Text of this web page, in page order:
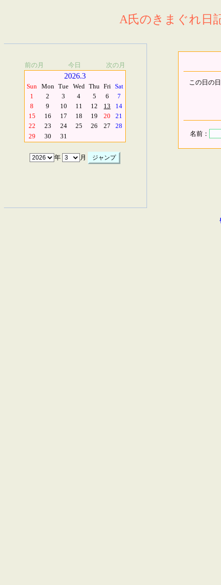
A氏のきまぐれ日
前の月 今日 次の月
2026.3
Sun Mon Tue Wed Thu Fri Sat
1
2 3 4 5 6
7
8
9 10 11 12 13
14
15
16 17 18 19 20
21
22
23 24 25 26 27
28
29
30 31
年 月
この日の
名前：